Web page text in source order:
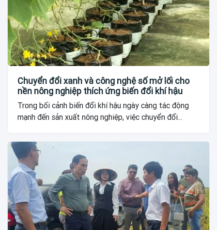
Chuyển đổi xanh và công nghệ số mở lối cho
nền nông nghiệp thích ứng biến đổi khí hậu
Trong bối cảnh biến đổi khí hậu ngày càng tác động
mạnh đến sản xuất nông nghiệp, việc chuyển đổi...